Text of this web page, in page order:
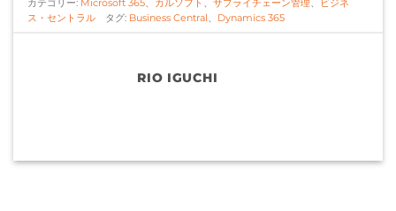
カテゴリー: Microsoft 365、 カルソフト 、サプライチェーン管理、
ビジネ
ス・セントラル タグ: Business Central、 Dynamics 365
RIO IGUCHI